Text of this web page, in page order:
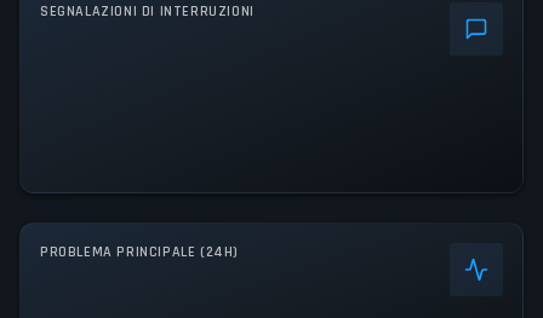
SEGNALAZIONI DI INTERRUZIONI
PROBLEMA PRINCIPALE (24H)